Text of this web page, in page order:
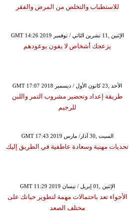
للاستطباب والتخلص من المرض والفقر
GMT 14:26 2019 الإثنين ,11 تشرين الثاني / نوفمبر
يزعجك أشخاص لا يفون بوعودهم
GMT 17:07 2018 الأحد ,23 كانون الأول / ديسمبر
طريقة إعداد وتحضير مشروب التمر واللبن
للرجيم
GMT 17:43 2019 السبت ,30 آذار/ مارس
تحديات مهنية وسعادة عاطفية في الطريق إليك
GMT 11:29 2019 الإثنين ,01 إبريل / نيسان
الأجواء تعد باحتمالات مهمة لتطوير حياتك على
مختلف الصعد